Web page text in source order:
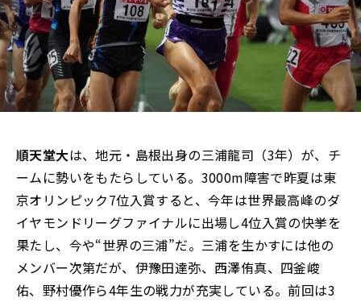
順天堂大は、地元・島根出身の三浦龍司（3年）が、チ
ームに勢いをもたらしている。3000m障害で昨夏は東
京オリンピック7位入賞すると、今年は世界最高峰のダ
イヤモンドリーグファイナルに出場し4位入賞の快挙を
果たし、今や“世界の三浦”だ。三浦を生かすには他の
メンバー次第だが、伊豫田達弥、西澤侑真、四釜峻
佑、野村優作ら4年生の戦力が充実している。前回は3